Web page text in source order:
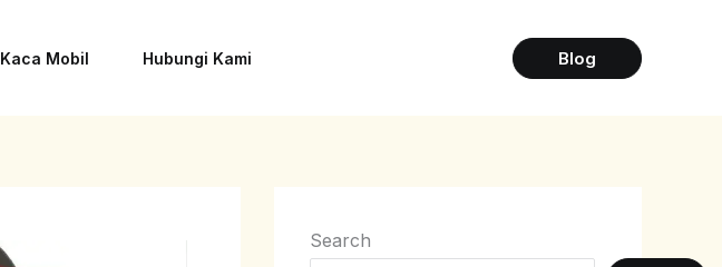
Kaca Mobil Hubungi Kami Blog
Search